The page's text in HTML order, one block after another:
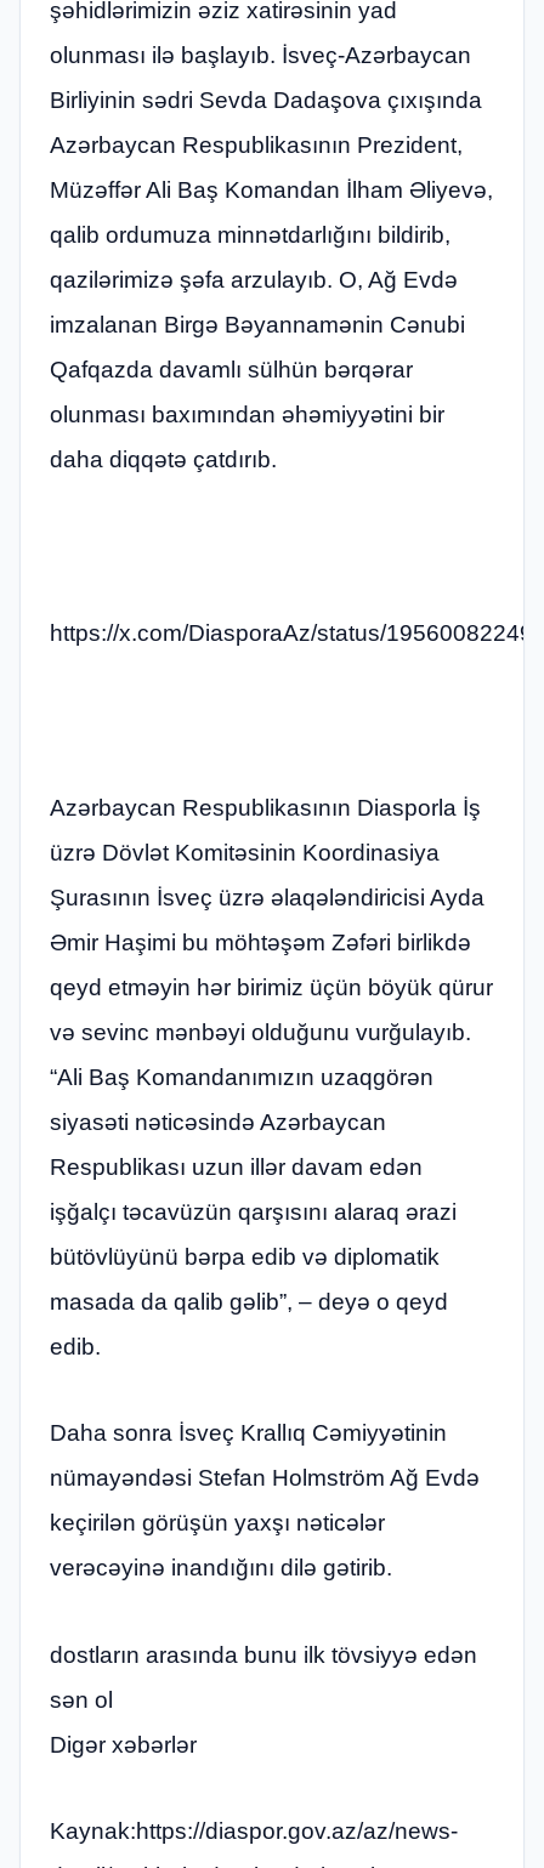
şəhidlərimizin əziz xatirəsinin yad
olunması ilə başlayıb. İsveç-Azərbaycan
Birliyinin sədri Sevda Dadaşova çıxışında
Azərbaycan Respublikasının Prezident,
Müzəffər Ali Baş Komandan İlham Əliyevə,
qalib ordumuza minnətdarlığını bildirib,
qazilərimizə şəfa arzulayıb. O, Ağ Evdə
imzalanan Birgə Bəyannamənin Cənubi
Qafqazda davamlı sülhün bərqərar
olunması baxımından əhəmiyyətini bir
daha diqqətə çatdırıb.
https://x.com/DiasporaAz/status/
Azərbaycan Respublikasının Diasporla İş
üzrə Dövlət Komitəsinin Koordinasiya
Şurasının İsveç üzrə əlaqələndiricisi Ayda
Əmir Haşimi bu möhtəşəm Zəfəri birlikdə
qeyd etməyin hər birimiz üçün böyük qürur
və sevinc mənbəyi olduğunu vurğulayıb.
“Ali Baş Komandanımızın uzaqgörən
siyasəti nəticəsində Azərbaycan
Respublikası uzun illər davam edən
işğalçı təcavüzün qarşısını alaraq ərazi
bütövlüyünü bərpa edib və diplomatik
masada da qalib gəlib”, – deyə o qeyd
edib.
Daha sonra İsveç Krallıq Cəmiyyətinin
nümayəndəsi Stefan Holmström Ağ Evdə
keçirilən görüşün yaxşı nəticələr
verəcəyinə inandığını dilə gətirib.
dostların arasında bunu ilk tövsiyyə edən
sən ol
Digər xəbərlər
Kaynak:https://diaspor.gov.az/az/news-